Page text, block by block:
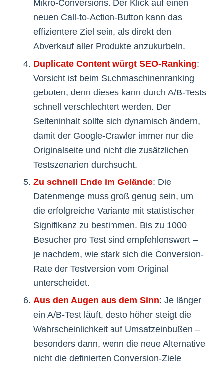
Mikro-Conversions. Der Klick auf einen
neuen Call-to-Action-Button kann das
effizientere Ziel sein, als direkt den
Abverkauf aller Produkte anzukurbeln.
Duplicate Content würgt SEO-Ranking:
Vorsicht ist beim Suchmaschinenranking
geboten, denn dieses kann durch A/B-Tests
schnell verschlechtert werden. Der
Seiteninhalt sollte sich dynamisch ändern,
damit der Google-Crawler immer nur die
Originalseite und nicht die zusätzlichen
Testszenarien durchsucht.
Zu schnell Ende im Gelände: Die
Datenmenge muss groß genug sein, um
die erfolgreiche Variante mit statistischer
Signifikanz zu bestimmen. Bis zu 1000
Besucher pro Test sind empfehlenswert –
je nachdem, wie stark sich die Conversion-
Rate der Testversion vom Original
unterscheidet.
Aus den Augen aus dem Sinn: Je länger
ein A/B-Test läuft, desto höher steigt die
Wahrscheinlichkeit auf Umsatzeinbußen –
besonders dann, wenn die neue Alternative
nicht die definierten Conversion-Ziele